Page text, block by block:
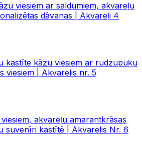
viesiem ar saldumiem, akvareļu
dāvanas | Akvareļi 4
kastīte kāzu viesiem ar rudzupuķu
viesiem | Akvarelis nr. 5
akvareļu amarantkrāsas
suvenīri kastītē | Akvarelis Nr. 6